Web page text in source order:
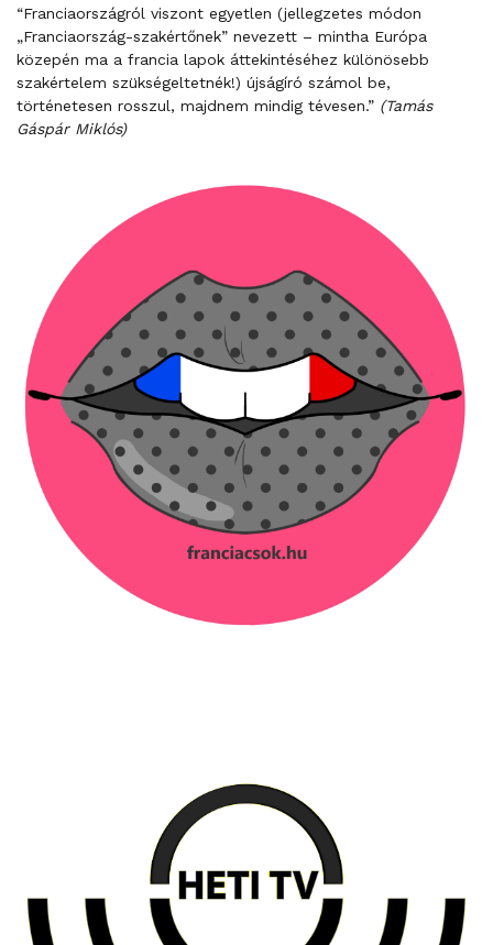
“Franciaországról viszont egyetlen (jellegzetes módon
„Franciaország-szakértőnek” nevezett – mintha Európa
közepén ma a francia lapok áttekintéséhez különösebb
szakértelem szükségeltetnék!) újságíró számol be,
történetesen rosszul, majdnem mindig tévesen.” (Tamás
Gáspár Miklós)